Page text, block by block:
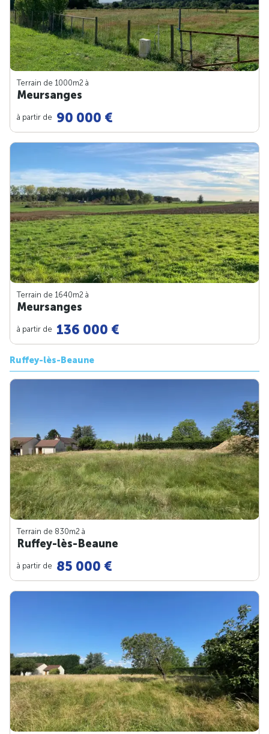
Terrain de 1000m2 à
Meursanges
à partir de 90 000 €
Terrain de 1640m2 à
Meursanges
à partir de 136 000 €
Ruffey-lès-Beaune
Terrain de 830m2 à
Ruffey-lès-Beaune
à partir de 85 000 €